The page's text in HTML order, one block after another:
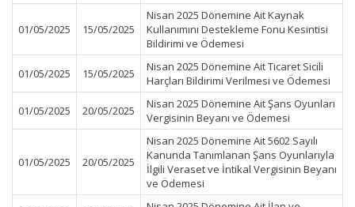
01/05/2025 15/05/2025
Nisan 2025 Dönemine Ait Kaynak
Kullanımını Destekleme Fonu Kesintisi
Bildirimi ve Ödemesi
01/05/2025 15/05/2025
Nisan 2025 Dönemine Ait Ticaret Sicili
Harçları Bildirimi Verilmesi ve Ödemesi
01/05/2025 20/05/2025
Nisan 2025 Dönemine Ait Şans Oyunları
Vergisinin Beyanı ve Ödemesi
01/05/2025 20/05/2025
Nisan 2025 Dönemine Ait 5602 Sayılı
Kanunda Tanımlanan Şans Oyunlarıyla
İlgili Veraset ve İntikal Vergisinin Beyanı
ve Ödemesi